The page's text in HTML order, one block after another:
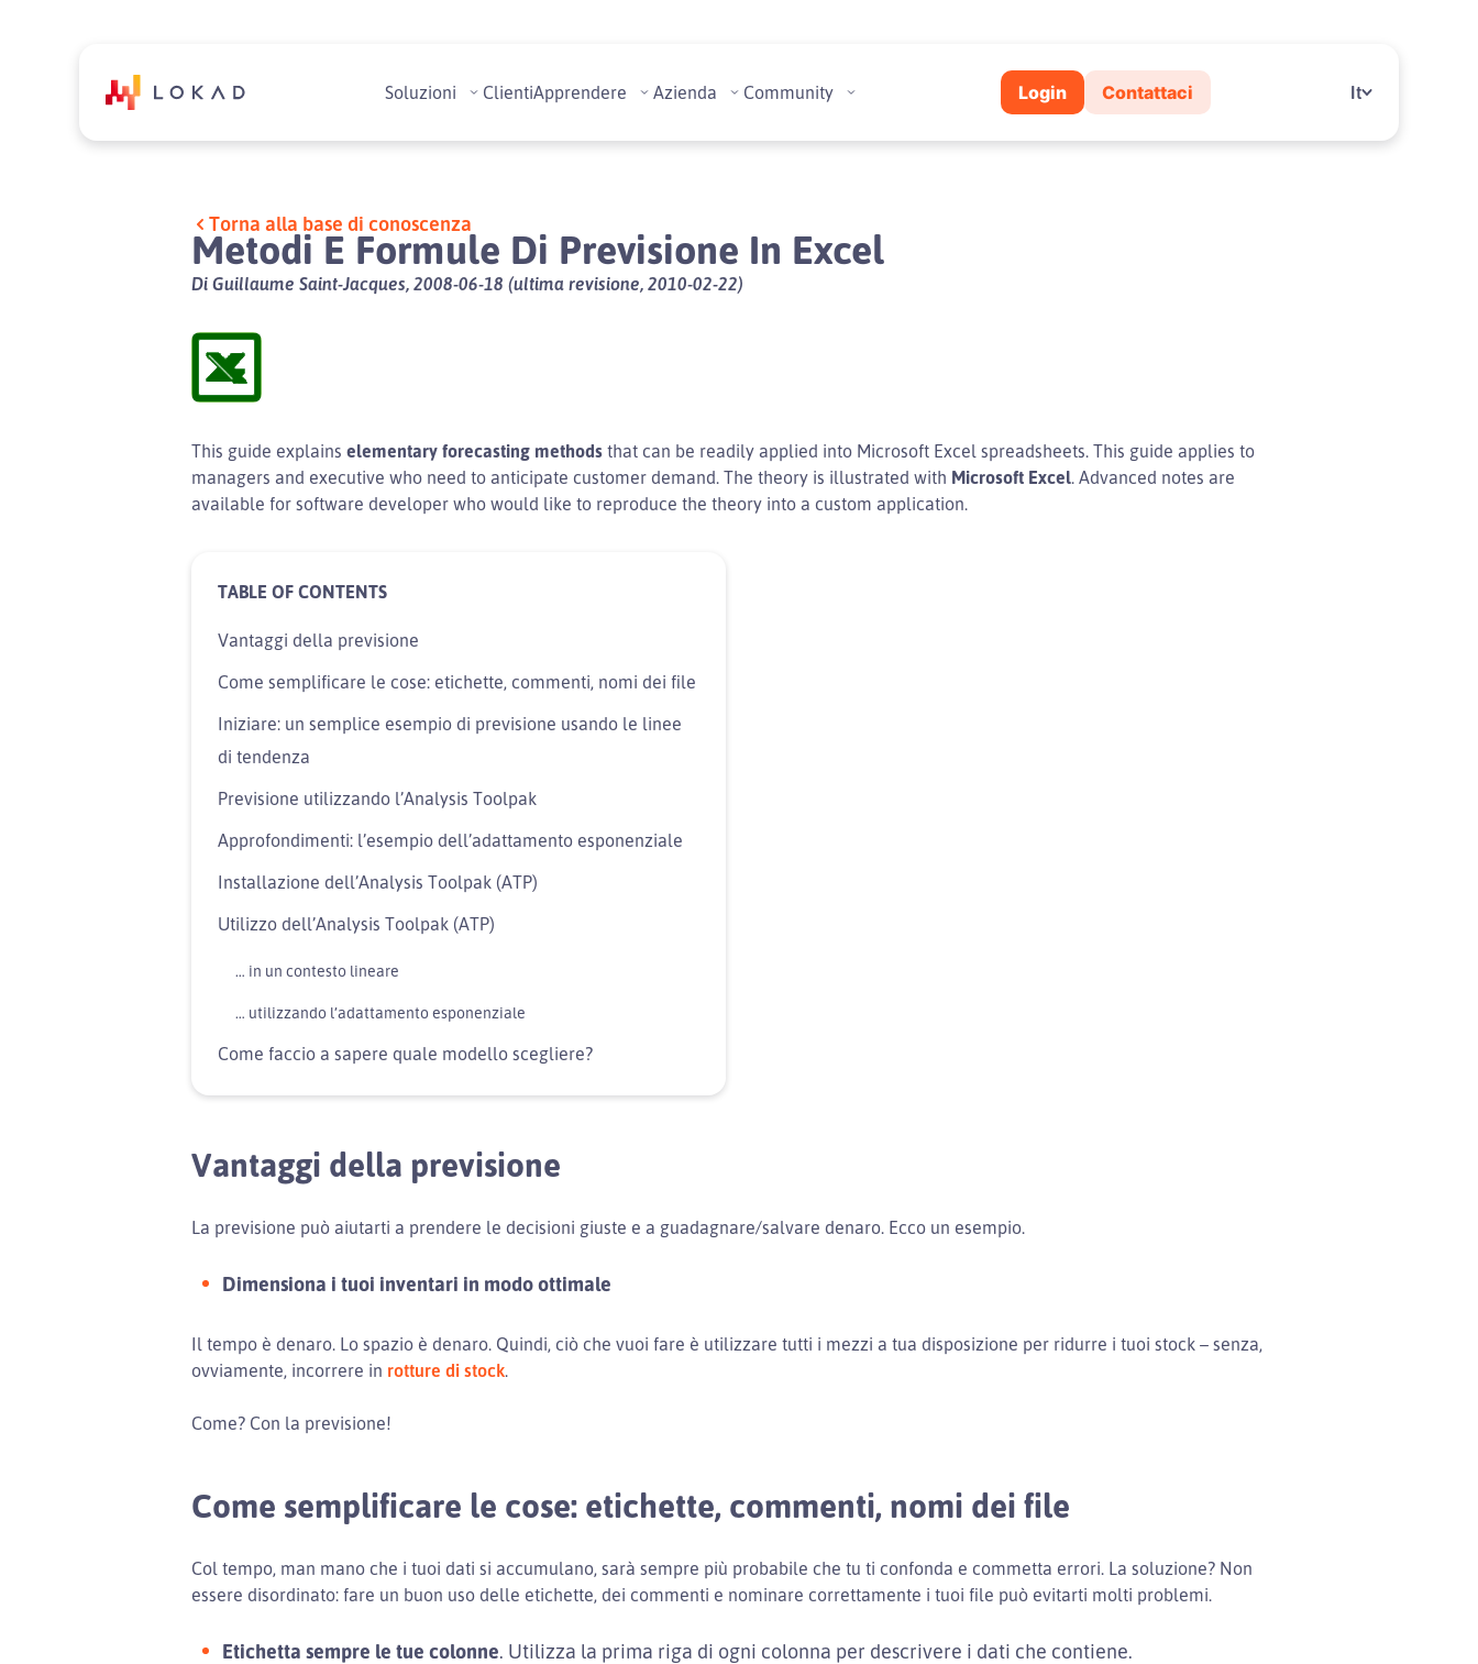
Soluzioni ClientiApprendere Azienda Community Login Contattaci It
Torna alla base di conoscenza
Metodi E Formule Di Previsione In Excel
Di Guillaume Saint-Jacques, 2008-06-18 (ultima revisione, 2010-02-22)
This guide explains elementary forecasting methods that can be readily applied into Microsoft Excel spreadsheets. This guide applies to
managers and executive who need to anticipate customer demand. The theory is illustrated with Microsoft Excel. Advanced notes are
available for software developer who would like to reproduce the theory into a custom application.
Vantaggi della previsione
Come semplificare le cose: etichette, commenti, nomi dei file
Iniziare: un semplice esempio di previsione usando le linee
di tendenza
Previsione utilizzando l’Analysis Toolpak
Approfondimenti: l’esempio dell’adattamento esponenziale
Installazione dell’Analysis Toolpak (ATP)
Utilizzo dell’Analysis Toolpak (ATP)
… in un contesto lineare
… utilizzando l’adattamento esponenziale
Come faccio a sapere quale modello scegliere?
Vantaggi della previsione
La previsione può aiutarti a prendere le decisioni giuste e a guadagnare/salvare denaro. Ecco un esempio.
Dimensiona i tuoi inventari in modo ottimale
Il tempo è denaro. Lo spazio è denaro. Quindi, ciò che vuoi fare è utilizzare tutti i mezzi a tua disposizione per ridurre i tuoi stock – senza,
ovviamente, incorrere in rotture di stock.
Come? Con la previsione!
Come semplificare le cose: etichette, commenti, nomi dei file
Col tempo, man mano che i tuoi dati si accumulano, sarà sempre più probabile che tu ti confonda e commetta errori. La soluzione? Non
essere disordinato: fare un buon uso delle etichette, dei commenti e nominare correttamente i tuoi file può evitarti molti problemi.
Etichetta sempre le tue colonne. Utilizza la prima riga di ogni colonna per descrivere i dati che contiene.